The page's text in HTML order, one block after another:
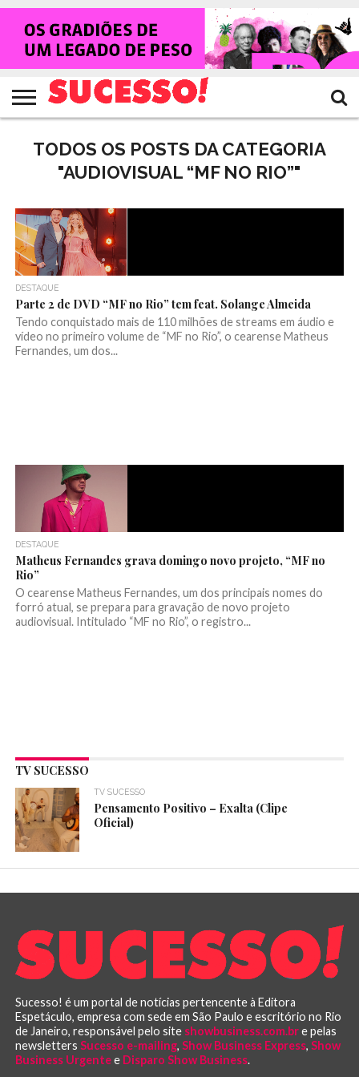
HOME
NOTÍCIAS
SHOWS
ENTREVISTAS
CLIQUES
RANKING
CROWLEY
TV
SUCESSO!
REVISTA
SUCESSO!
TODOS OS POSTS DA CATEGORIA
"AUDIOVISUAL “MF NO RIO”"
DESTAQUE
Parte 2 de DVD “MF no Rio” tem feat. Solange Almeida
Tendo conquistado mais de 110 milhões de streams em áudio e
vídeo no primeiro volume de “MF no Rio”, o cearense Matheus
Fernandes, um dos...
DESTAQUE
Matheus Fernandes grava domingo novo projeto, “MF no
Rio”
O cearense Matheus Fernandes, um dos principais nomes do
forró atual, se prepara para gravação de novo projeto
audiovisual. Intitulado “MF no Rio”, o registro...
TV SUCESSO
TV SUCESSO
Pensamento Positivo – Exalta (Clipe
Oficial)
Sucesso! é um portal de notícias pertencente à Editora
Espetáculo, empresa com sede em São Paulo e escritório no Rio
de Janeiro, responsável pelo site showbusiness.com.bre pelas
newsletters Sucesso e-mailing, Show Business Express, Show
Business Urgentee Disparo Show Business.